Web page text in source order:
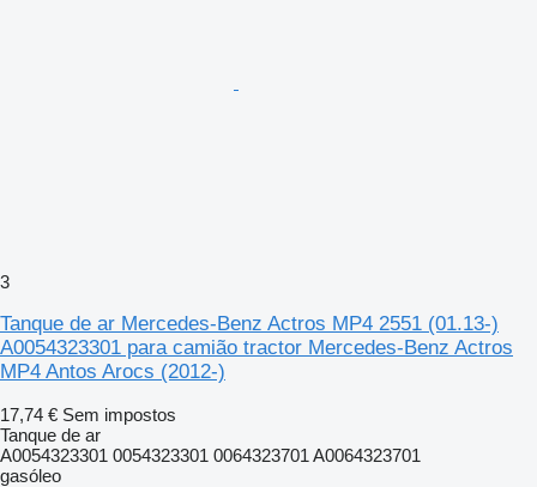
3
Tanque de ar Mercedes-Benz Actros MP4 2551 (01.13-)
A0054323301 para camião tractor Mercedes-Benz Actros
MP4 Antos Arocs (2012-)
17,74 € Sem impostos
Tanque de ar
A0054323301 0054323301 0064323701 A0064323701
gasóleo